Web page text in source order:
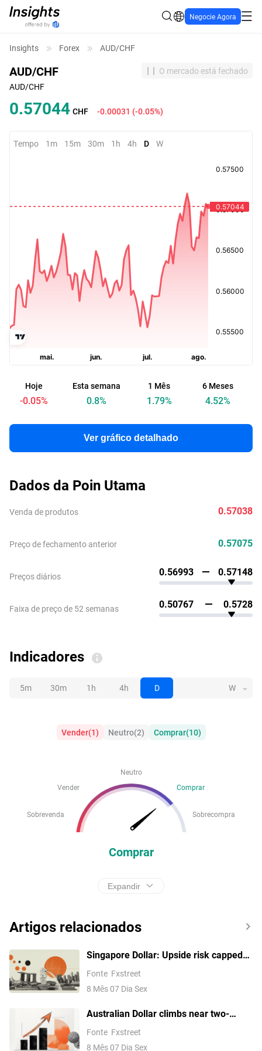
Negocie Agora
Insights Forex AUD/CHF
AUD/CHF
O mercado está fechado
AUD/CHF
0.57044 CHF -0.00031 (-0.05%)
Tempo 1m 15m 30m 1h 4h D W
Hoje
-0.05%
Esta semana
0.8%
1 Mês
1.79%
6 Meses
4.52%
Ver gráfico detalhado
Dados da Poin Utama
Venda de produtos
Preço de fechamento anterior
Preços diários
Faixa de preço de 52 semanas
0.57038
0.57075
0.56993 0.57148
0.50767 0.5728
Indicadores
5m 30m 1h 4h D W
Vender(1) Neutro(2) Comprar(10)
Neutro
Vender
Comprar
Sobrevenda Sobrecompra
Comprar
Expandir
Artigos relacionados
Singapore Dollar: Upside risk capped
by 1.2790 against US Dollar – UOB
Fonte Fxstreet
8 Mês 07 Dia Sex
Australian Dollar climbs near two-
month highs as NFP turns negative
Fonte Fxstreet
8 Mês 07 Dia Sex